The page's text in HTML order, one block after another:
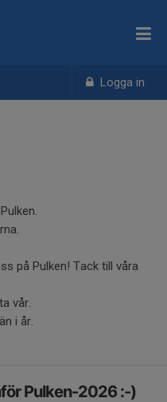
Logga in
på Pulken! Tack till våra
vår.
i år.
Pulken-2026 :-)